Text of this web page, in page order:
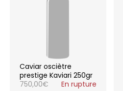
Caviar osciètre
prestige Kaviari 250gr
750,00€ En rupture